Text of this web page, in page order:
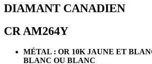
DIAMANT CANADIEN
CR AM264Y
MÉTAL : OR 10K JAUNE ET
BLANC OU BLANC